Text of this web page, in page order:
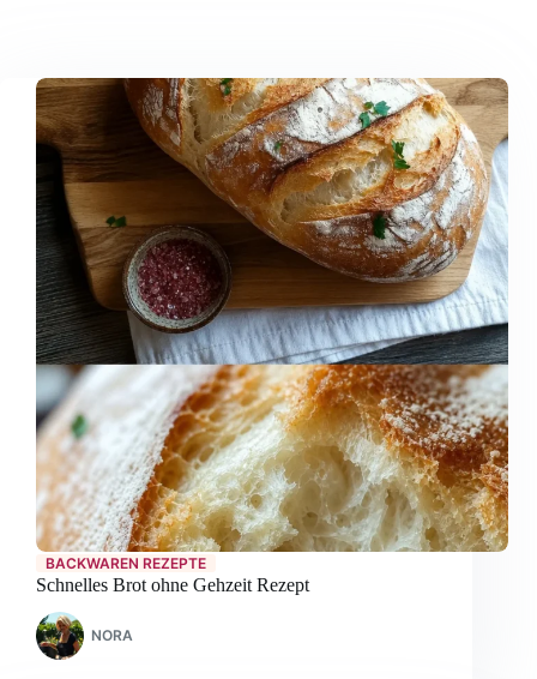
BACKWAREN REZEPTE
Schnelles Brot ohne Gehzeit Rezept
NORA